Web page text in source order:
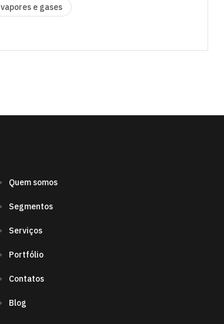
vapores e gases
Quem somos
Segmentos
Serviços
Portfólio
Contatos
Blog